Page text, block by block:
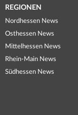
REGIONEN
Nordhessen News
Osthessen News
Mittelhessen News
Rhein-Main News
Südhessen News